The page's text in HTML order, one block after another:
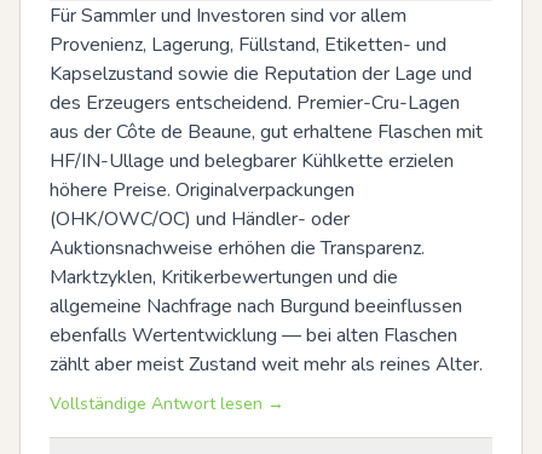
Für Sammler und Investoren sind vor allem
Provenienz, Lagerung, Füllstand, Etiketten- und
Kapselzustand sowie die Reputation der Lage und
des Erzeugers entscheidend. Premier-Cru-Lagen
aus der Côte de Beaune, gut erhaltene Flaschen mit
HF/IN-Ullage und belegbarer Kühlkette erzielen
höhere Preise. Originalverpackungen
(OHK/OWC/OC) und Händler- oder
Auktionsnachweise erhöhen die Transparenz.
Marktzyklen, Kritikerbewertungen und die
allgemeine Nachfrage nach Burgund beeinflussen
ebenfalls Wertentwicklung — bei alten Flaschen
zählt aber meist Zustand weit mehr als reines Alter.
Vollständige Antwort lesen →